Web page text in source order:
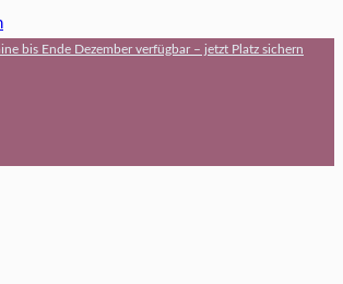
bis Ende Dezember verfügbar – jetzt Platz sichern